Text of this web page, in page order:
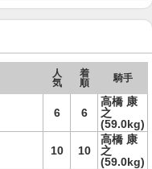
人
気
着
順
騎手
6 6
高橋 康
之
(59.0kg)
10 10
高橋 康
之
(59.0kg)